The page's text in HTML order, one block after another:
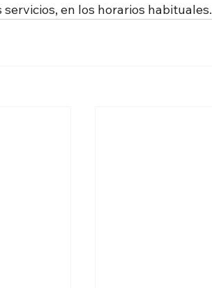
en los horarios habituales.